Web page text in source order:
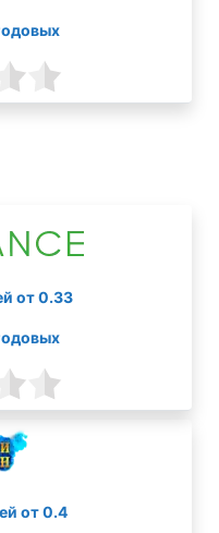
от 0.33
от 0.4